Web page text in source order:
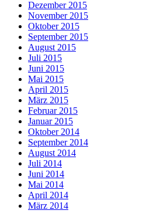
Dezember 2015
November 2015
Oktober 2015
September 2015
August 2015
Juli 2015
Juni 2015
Mai 2015
April 2015
März 2015
Februar 2015
Januar 2015
Oktober 2014
September 2014
August 2014
Juli 2014
Juni 2014
Mai 2014
April 2014
März 2014